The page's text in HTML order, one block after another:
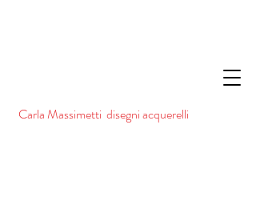
Carla Massimetti disegni acquerelli